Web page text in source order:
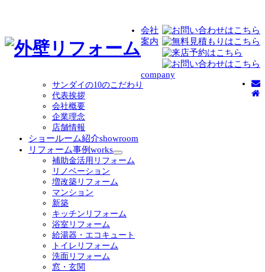
会社
案内
company
サンダイの10のこだわり
代表挨拶
会社概要
企業理念
店舗情報
ショールーム紹介showroom
リフォーム事例works
サ
ー
補助金活用リフォーム
リノベーション
増改築リフォーム
マンション
新築
キッチンリフォーム
浴室リフォーム
給湯器・エコキュート
トイレリフォーム
洗面リフォーム
窓・玄関